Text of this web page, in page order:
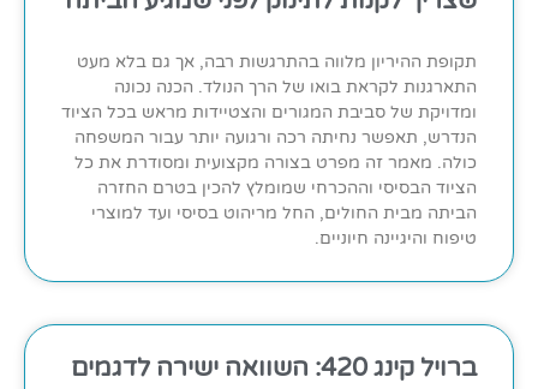
תקופת ההיריון מלווה בהתרגשות רבה, אך גם בלא מעט
התארגנות לקראת בואו של הרך הנולד. הכנה נכונה
ומדויקת של סביבת המגורים והצטיידות מראש בכל הציוד
הנדרש, תאפשר נחיתה רכה ורגועה יותר עבור המשפחה
כולה. מאמר זה מפרט בצורה מקצועית ומסודרת את כל
הציוד הבסיסי וההכרחי שמומלץ להכין בטרם החזרה
הביתה מבית החולים, החל מריהוט בסיסי ועד למוצרי
טיפוח והיגיינה חיוניים.
ברויל קינג 420: השוואה ישירה לדגמים